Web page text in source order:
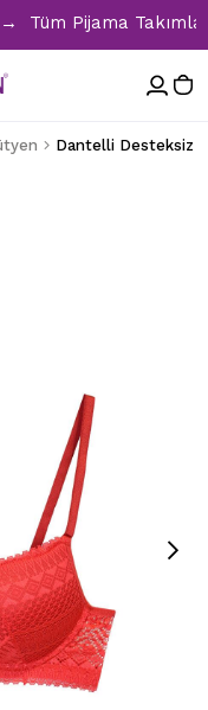
Pijama
Dantelli Desteksiz